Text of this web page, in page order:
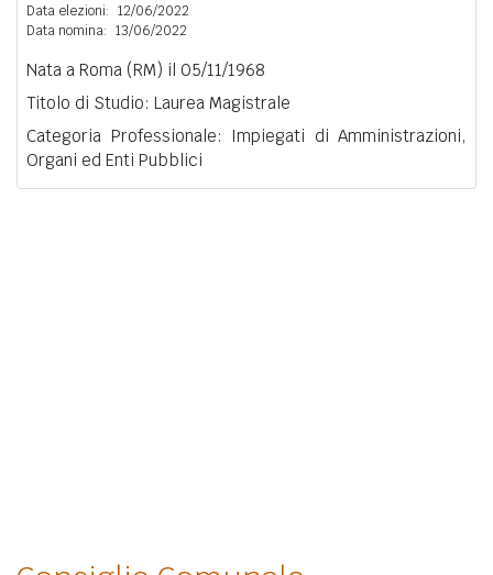
Data elezioni: 12/06/2022
Data nomina: 13/06/2022
Nata a Roma (RM) il 05/11/1968
Titolo di Studio: Laurea Magistrale
Categoria Professionale: Impiegati di Amministrazioni,
Organi ed Enti Pubblici